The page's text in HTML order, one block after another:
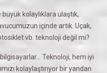
kolaylıklara ulaştık,
içinde artık. Uçak,
vb. teknoloji değil mi?
Teknoloji, hem iyi
kolaylaştırıyor bir yandan